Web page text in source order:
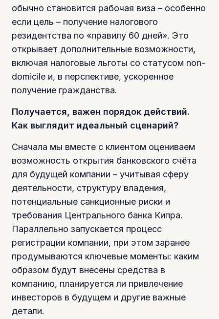
обычно становится рабочая виза – особенно
если цель – получение налогового
резидентства по «правилу 60 дней». Это
открывает дополнительные возможности,
включая налоговые льготы со статусом non-
domicile и, в перспективе, ускоренное
получение гражданства.
Получается, важен порядок действий.
Как выглядит идеальный сценарий?
Сначала мы вместе с клиентом оцениваем
возможность открытия банковского счёта
для будущей компании – учитывая сферу
деятельности, структуру владения,
потенциальные санкционные риски и
требования Центрального банка Кипра.
Параллельно запускается процесс
регистрации компании, при этом заранее
продумываются ключевые моменты: каким
образом будут внесены средства в
компанию, планируется ли привлечение
инвесторов в будущем и другие важные
детали.